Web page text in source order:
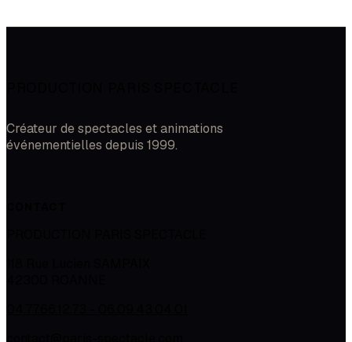
Créateur de spectacles et animations
événementielles depuis 1999.